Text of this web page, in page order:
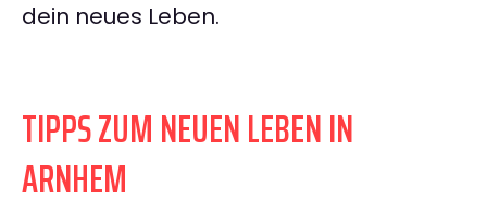
dein neues Leben.
TIPPS ZUM NEUEN LEBEN IN
ARNHEM